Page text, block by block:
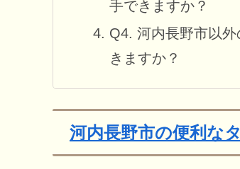
手できますか？
Q4. 河内長野市以
きますか？
河内長野市の便利な